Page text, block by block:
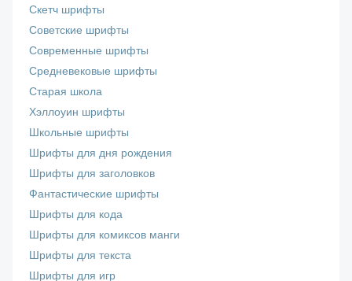
Скетч шрифты
Советские шрифты
Современные шрифты
Средневековые шрифты
Старая школа
Хэллоуин шрифты
Школьные шрифты
Шрифты для дня рождения
Шрифты для заголовков
Фантастические шрифты
Шрифты для кода
Шрифты для комиксов манги
Шрифты для текста
Шрифты для игр